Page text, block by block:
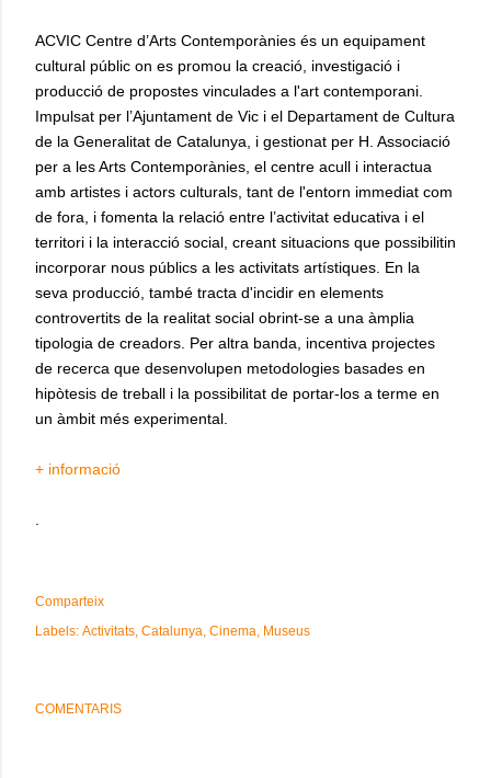
ACVIC Centre d’Arts Contemporànies és un equipament
cultural públic on es promou la creació, investigació i
producció de propostes vinculades a l'art contemporani.
Impulsat per l’Ajuntament de Vic i el Departament de Cultura
de la Generalitat de Catalunya, i gestionat per H. Associació
per a les Arts Contemporànies, el centre acull i interactua
amb artistes i actors culturals, tant de l'entorn immediat com
de fora, i fomenta la relació entre l’activitat educativa i el
territori i la interacció social, creant situacions que possibilitin
incorporar nous públics a les activitats artístiques. En la
seva producció, també tracta d'incidir en elements
controvertits de la realitat social obrint-se a una àmplia
tipologia de creadors. Per altra banda, incentiva projectes
de recerca que desenvolupen metodologies basades en
hipòtesis de treball i la possibilitat de portar-los a terme en
un àmbit més experimental.
+ informació
Comparteix
Labels: Activitats Catalunya Cinema Museus
COMENTARIS